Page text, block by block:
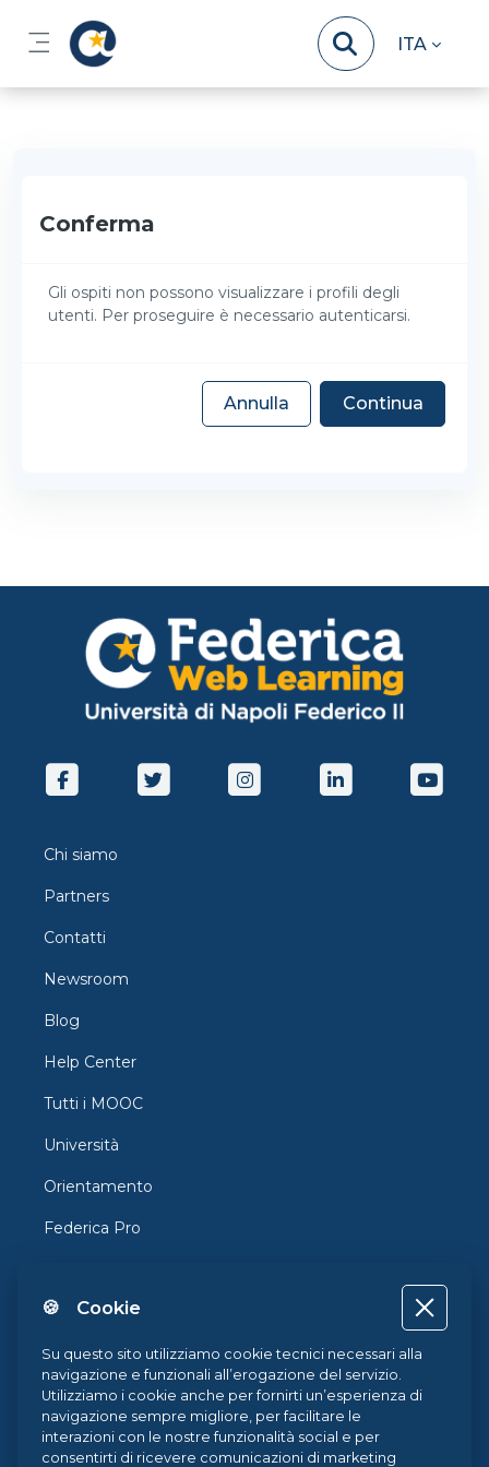
Pannello laterale
ITA
Conferma
Gli ospiti non possono visualizzare i profili degli
utenti. Per proseguire è necessario autenticarsi.
Annulla Continua
Chi siamo
Partners
Contatti
Newsroom
Blog
Help Center
Tutti i MOOC
Università
Orientamento
Federica Pro
Federica Coursera
Accessibilità
Privacy
Termini e Condizioni
🍪 Cookie
Su questo sito utilizziamo cookie tecnici necessari alla
navigazione e funzionali all’erogazione del servizio.
Utilizziamo i cookie anche per fornirti un’esperienza di
navigazione sempre migliore, per facilitare le
interazioni con le nostre funzionalità social e per
consentirti di ricevere comunicazioni di marketing